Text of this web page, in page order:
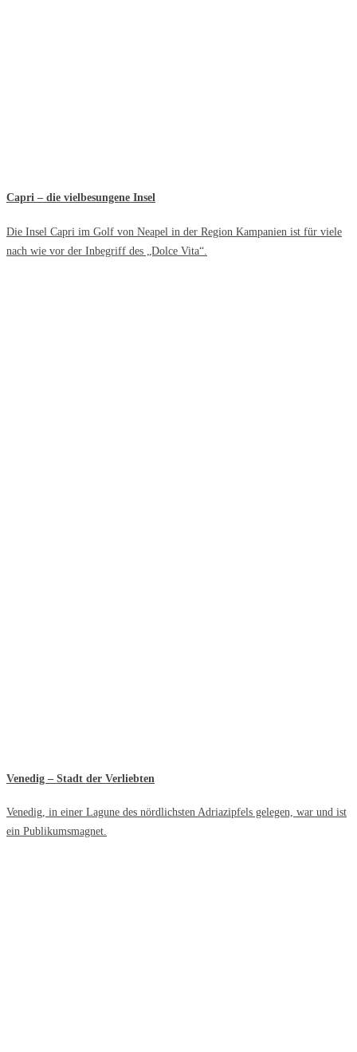
Capri – die vielbesungene Insel
Die Insel Capri im Golf von Neapel in der Region Kampanien ist für viele
nach wie vor der Inbegriff des „Dolce Vita“.
Venedig – Stadt der Verliebten
Venedig, in einer Lagune des nördlichsten Adriazipfels gelegen, war und ist
ein Publikumsmagnet.